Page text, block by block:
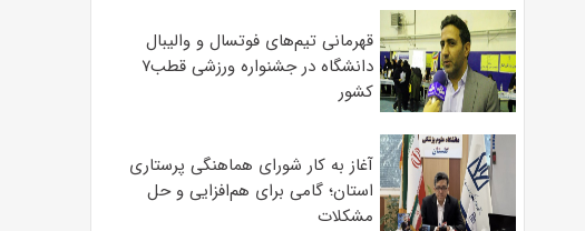
قهرمانی تیم‌های فوتسال و والیبال
دانشگاه در جشنواره ورزشی قطب۷
کشور
آغاز به کار شورای هماهنگی پرستاری
استان؛ گامی برای هم‌افزایی و حل
مشکلات